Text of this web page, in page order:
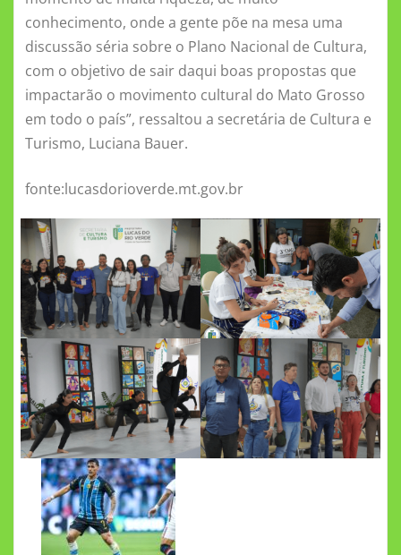
conhecimento, onde a gente põe na mesa uma
discussão séria sobre o Plano Nacional de Cultura,
com o objetivo de sair daqui boas propostas que
impactarão o movimento cultural do Mato Grosso
em todo o país”, ressaltou a secretária de Cultura e
Turismo, Luciana Bauer.
fonte:lucasdorioverde.mt.gov.br